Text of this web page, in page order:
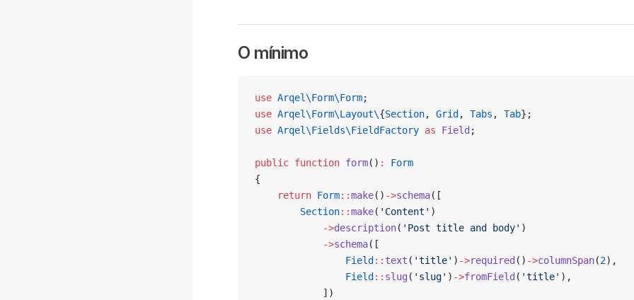
O mínimo
use Arqel\Form\Form;
use Arqel\Form\Layout\{Section, Grid , Tabs , Tab};
use Arqel\Fields\FieldFactory as Field ;
public function form() :
Form
{
    return
Form::make() ->schema([
        Section
::make( 'Content' )
            ->
description( 'Post title and body' )
            ->
schema([
                Field
:: text ( 'title' ) ->required () ->columnSpan(2),
                Field
:: slug ( 'slug' ) ->fromField ( 'title' ),
            ])